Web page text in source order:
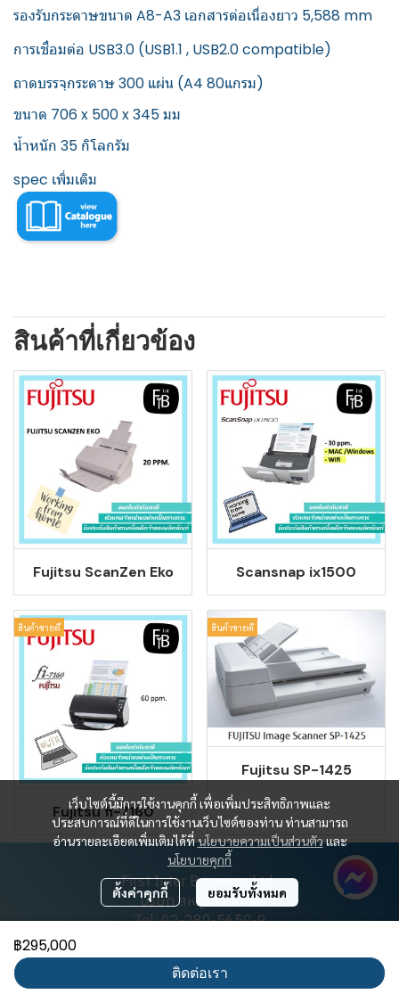
รองรับกระดาษขนาด A8-A3 เอกสารต่อเนื่องยาว 5,588 mm
การเชื่อมต่อ USB3.0 (USB1.1 , USB2.0 compatible)
ถาดบรรจุกระดาษ 300 แผ่น (A4 80แกรม)
ขนาด 706 x 500 x 345 มม
น้ำหนัก 35 กิโลกรัม
spec เพิ่มเติม
สินค้าที่เกี่ยวข้อง
Fujitsu ScanZen Eko Scansnap ix1500
สินค้าขายดี
Fujitsu fi-7160
สินค้าขายดี
Fujitsu SP-1425
฿295,000
ติดต่อเรา
เว็บไซต์นี้มีการใช้งานคุกกี้ เพื่อเพิ่มประสิทธิภาพและ
ประสบการณ์ที่ดีในการใช้งานเว็บไซต์ของท่าน ท่านสามารถ
อ่านรายละเอียดเพิ่มเติมได้ที่นโยบายความเป็นส่วนตัวและ
นโยบายคุกกี้
ตั้งค่าคุกกี้ ยอมรับทั้งหมด
First Inter Business Ltd.
บริษัท สหธุรกิจ จำกัด
Tel: 02-280-5650-9